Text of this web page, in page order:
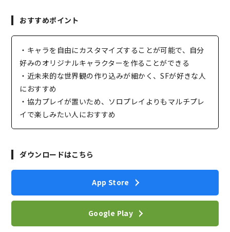
おすすめポイント
・キャラを自由にカスタマイズすることが可能で、自分
好みのオリジナルキャラクターを作ることができる
・近未来的な世界観の作り込みが細かく、SFが好きな人
におすすめ
・協力プレイが置いため、ソロプレイよりもマルチプレ
イで楽しみたい人におすすめ
ダウンロードはこちら
App Store
Google Play